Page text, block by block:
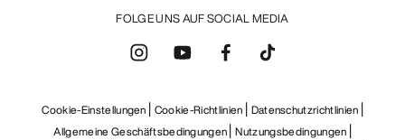
FOLGE UNS AUF SOCIAL MEDIA
Cookie-Einstellungen Cookie-Richtlinien Datenschutzrichtlinien
Allgemeine Geschäftsbedingungen Nutzungsbedingungen